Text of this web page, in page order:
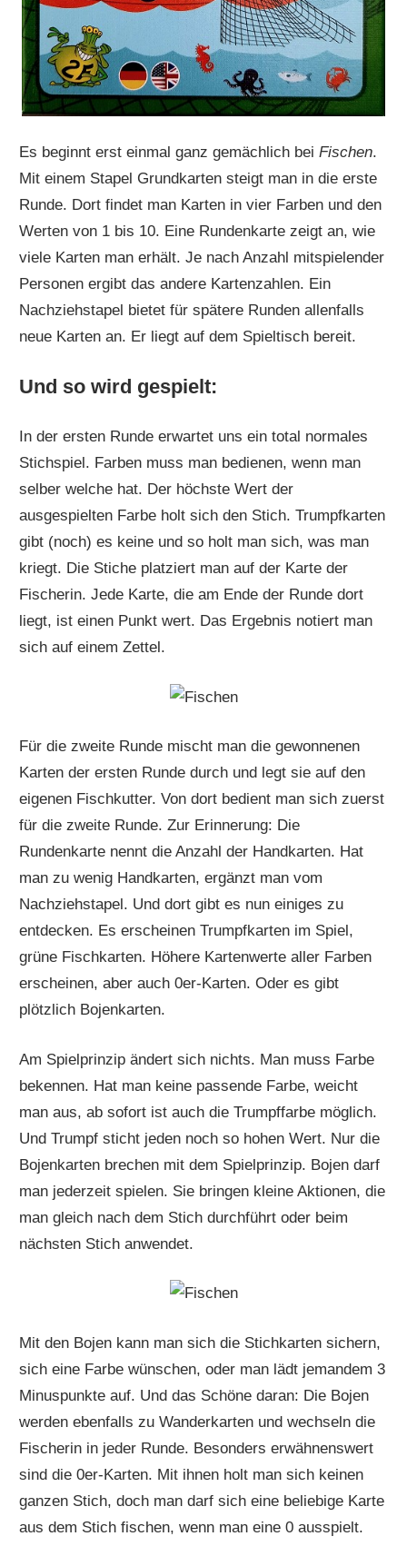
Es beginnt erst einmal ganz gemächlich beiFischen.
Mit einem Stapel Grundkarten steigt man in die erste
Runde. Dort findet man Karten in vier Farben und den
Werten von 1 bis 10. Eine Rundenkarte zeigt an, wie
viele Karten man erhält. Je nach Anzahl mitspielender
Personen ergibt das andere Kartenzahlen. Ein
Nachziehstapel bietet für spätere Runden allenfalls
neue Karten an. Er liegt auf dem Spieltisch bereit.
Und so wird gespielt:
In der ersten Runde erwartet uns ein total normales
Stichspiel. Farben muss man bedienen, wenn man
selber welche hat. Der höchste Wert der
ausgespielten Farbe holt sich den Stich. Trumpfkarten
gibt (noch) es keine und so holt man sich, was man
kriegt. Die Stiche platziert man auf der Karte der
Fischerin. Jede Karte, die am Ende der Runde dort
liegt, ist einen Punkt wert. Das Ergebnis notiert man
sich auf einem Zettel.
Für die zweite Runde mischt man die gewonnenen
Karten der ersten Runde durch und legt sie auf den
eigenen Fischkutter. Von dort bedient man sich zuerst
für die zweite Runde. Zur Erinnerung: Die
Rundenkarte nennt die Anzahl der Handkarten. Hat
man zu wenig Handkarten, ergänzt man vom
Nachziehstapel. Und dort gibt es nun einiges zu
entdecken. Es erscheinen Trumpfkarten im Spiel,
grüne Fischkarten. Höhere Kartenwerte aller Farben
erscheinen, aber auch 0er-Karten. Oder es gibt
plötzlich Bojenkarten.
Am Spielprinzip ändert sich nichts. Man muss Farbe
bekennen. Hat man keine passende Farbe, weicht
man aus, ab sofort ist auch die Trumpffarbe möglich.
Und Trumpf sticht jeden noch so hohen Wert. Nur die
Bojenkarten brechen mit dem Spielprinzip. Bojen darf
man jederzeit spielen. Sie bringen kleine Aktionen, die
man gleich nach dem Stich durchführt oder beim
nächsten Stich anwendet.
Mit den Bojen kann man sich die Stichkarten sichern,
sich eine Farbe wünschen, oder man lädt jemandem 3
Minuspunkte auf. Und das Schöne daran: Die Bojen
werden ebenfalls zu Wanderkarten und wechseln die
Fischerin in jeder Runde. Besonders erwähnenswert
sind die 0er-Karten. Mit ihnen holt man sich keinen
ganzen Stich, doch man darf sich eine beliebige Karte
aus dem Stich fischen, wenn man eine 0 ausspielt.